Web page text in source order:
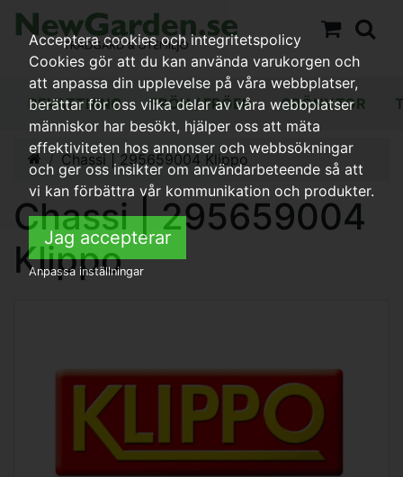
BEVATTNING FRÖN / FRÖER GRÖNYTOR
Chassi | 295659004 Klippo
Chassi | 295659004
Klippo
Acceptera cookies och integritetspolicy
Cookies gör att du kan använda varukorgen och
att anpassa din upplevelse på våra webbplatser,
berättar för oss vilka delar av våra webbplatser
människor har besökt, hjälper oss att mäta
effektiviteten hos annonser och webbsökningar
och ger oss insikter om användarbeteende så att
vi kan förbättra vår kommunikation och produkter.
Jag accepterar
Anpassa inställningar